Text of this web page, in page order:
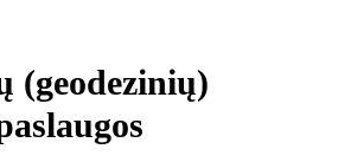
(geodezinių)